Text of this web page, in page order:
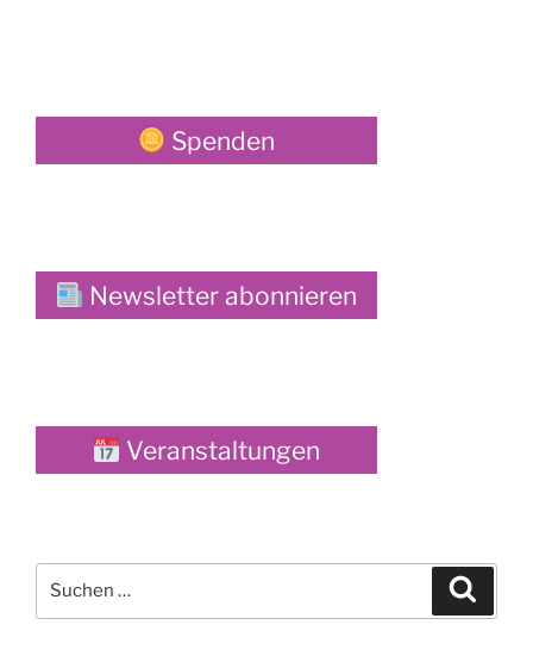
Spenden
Newsletter abonnieren
Veranstaltungen
nach: